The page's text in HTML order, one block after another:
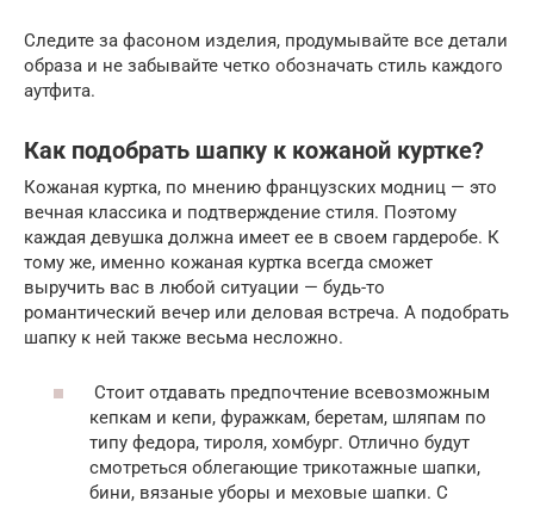
Следите за фасоном изделия, продумывайте все детали
образа и не забывайте четко обозначать стиль каждого
аутфита.
Как подобрать шапку к кожаной куртке?
Кожаная куртка, по мнению французских модниц — это
вечная классика и подтверждение стиля. Поэтому
каждая девушка должна имеет ее в своем гардеробе. К
тому же, именно кожаная куртка всегда сможет
выручить вас в любой ситуации — будь-то
романтический вечер или деловая встреча. А подобрать
шапку к ней также весьма несложно.
Стоит отдавать предпочтение всевозможным
кепкам и кепи, фуражкам, беретам, шляпам по
типу федора, тироля, хомбург. Отлично будут
смотреться облегающие трикотажные шапки,
бини, вязаные уборы и меховые шапки. С